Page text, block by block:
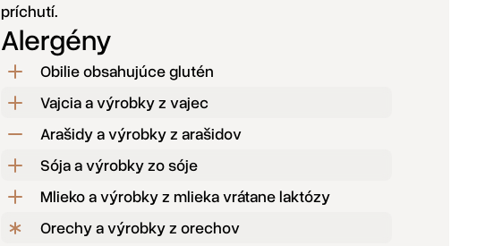
príchutí.
Alergény
Obilie obsahujúce glutén
Vajcia a výrobky z vajec
Arašidy a výrobky z arašidov
Sója a výrobky zo sóje
Mlieko a výrobky z mlieka vrátane laktózy
Orechy a výrobky z orechov